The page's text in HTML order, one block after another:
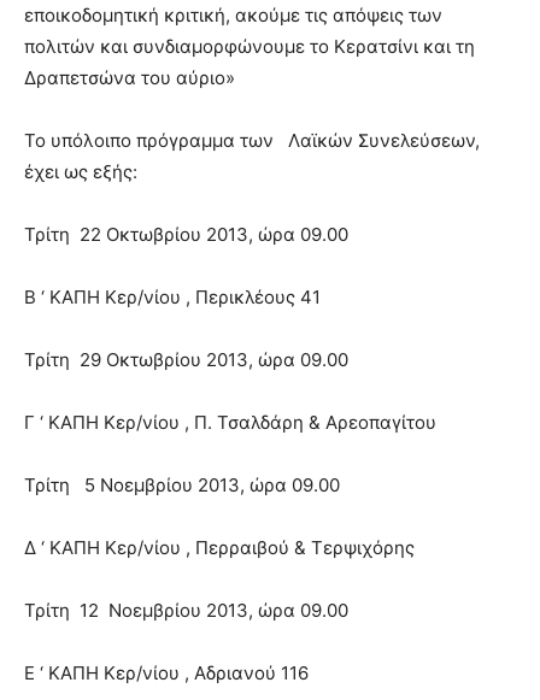
εποικοδομητική κριτική, ακούμε τις απόψεις των
πολιτών και συνδιαμορφώνουμε το Κερατσίνι και τη
Δραπετσώνα του αύριο»
Το υπόλοιπο πρόγραμμα των Λαϊκών Συνελεύσεων,
έχει ως εξής:
Τρίτη 22 Οκτωβρίου 2013, ώρα 09.00
Β ‘ ΚΑΠΗ Κερ/νίου , Περικλέους 41
Τρίτη 29 Οκτωβρίου 2013, ώρα 09.00
Γ ‘ ΚΑΠΗ Κερ/νίου , Π. Τσαλδάρη & Αρεοπαγίτου
Τρίτη 5 Νοεμβρίου 2013, ώρα 09.00
Δ ‘ ΚΑΠΗ Κερ/νίου , Περραιβού & Τερψιχόρης
Τρίτη 12 Νοεμβρίου 2013, ώρα 09.00
Ε ‘ ΚΑΠΗ Κερ/νίου , Αδριανού 116